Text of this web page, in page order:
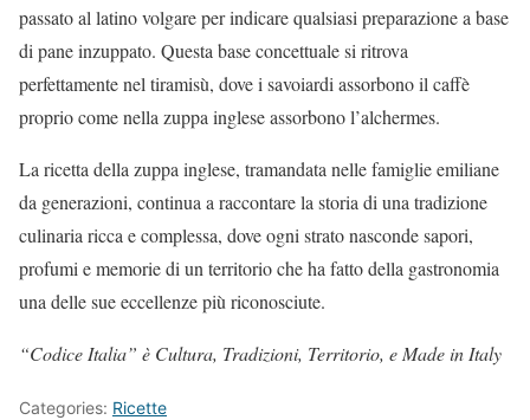
passato al latino volgare per indicare qualsiasi preparazione a base
di pane inzuppato. Questa base concettuale si ritrova
perfettamente nel tiramisù, dove i savoiardi assorbono il caffè
proprio come nella zuppa inglese assorbono l’alchermes.
La ricetta della zuppa inglese, tramandata nelle famiglie emiliane
da generazioni, continua a raccontare la storia di una tradizione
culinaria ricca e complessa, dove ogni strato nasconde sapori,
profumi e memorie di un territorio che ha fatto della gastronomia
una delle sue eccellenze più riconosciute.
“Codice Italia” è Cultura, Tradizioni, Territorio, e Made in Italy
Categories: Ricette